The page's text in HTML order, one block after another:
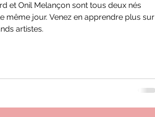
ZoneCulture 2025-2026
et Onil Melançon sont tous deux nés
même jour. Venez en apprendre plus sur
artistes.